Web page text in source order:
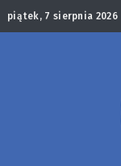
piątek, 7 sierpnia 2026